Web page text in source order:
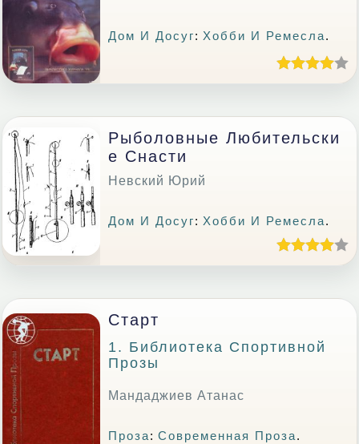
Дом И Досуг: Хобби И Ремесла.
Рыболовные Любительски
Е Снасти
Невский Юрий
Дом И Досуг:Хобби И Ремесла.
Старт
1. Библиотека Спортивной
Прозы
Мандаджиев Атанас
Проза:Современная Проза.